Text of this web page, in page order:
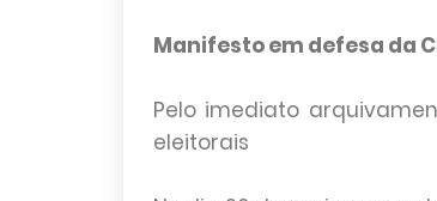
Manifesto em defesa da
Pelo imediato
eleitorais